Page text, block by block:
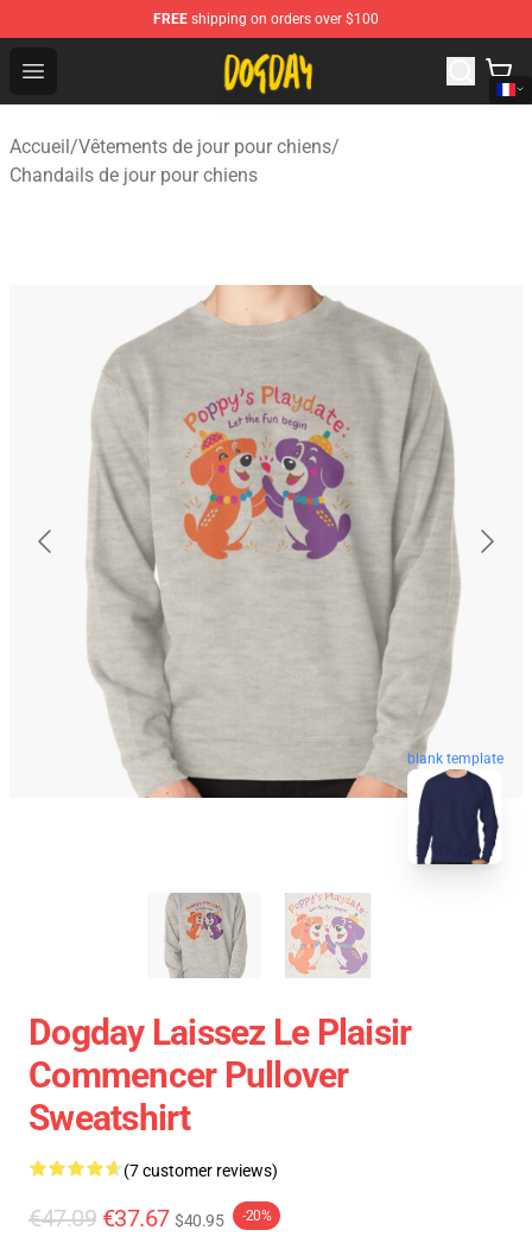
FREE shipping on orders over $100
Open menu
DogDay Store - Official DogDay Merchandise Shop
Accueil/Vêtements de jour pour chiens/
Chandails de jour pour chiens
blank template
Dogday Laissez Le Plaisir
Commencer Pullover
Sweatshirt
(7 customer reviews)
€47.09 €37.67 $40.95 -20%